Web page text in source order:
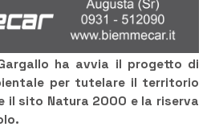
ha avvia il progetto di
per tutelare il territorio
il sito Natura 2000 e la riserva